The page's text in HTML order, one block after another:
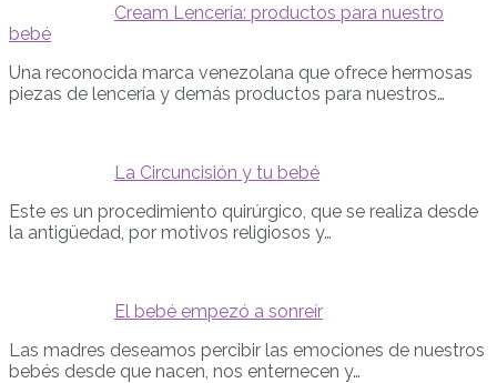
Cream Lencería: productos para nuestro
bebé
Una reconocida marca venezolana que ofrece hermosas
piezas de lencería y demás productos para nuestros…
La Circuncisión y tu bebé
Este es un procedimiento quirúrgico, que se realiza desde
la antigüedad, por motivos religiosos y…
El bebé empezó a sonreír
Las madres deseamos percibir las emociones de nuestros
bebés desde que nacen, nos enternecen y…